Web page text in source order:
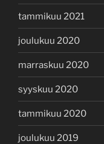
tammikuu 2021
joulukuu 2020
marraskuu 2020
syyskuu 2020
tammikuu 2020
joulukuu 2019